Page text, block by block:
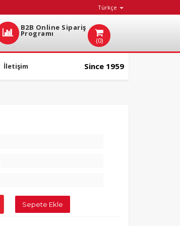
Türkçe
B2B Online Sipariş
Programı
(0)
İletişim Since 1959